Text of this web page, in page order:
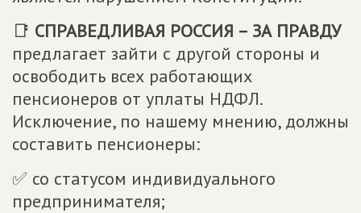
📑 СПРАВЕДЛИВАЯ РОССИЯ – ЗА ПРАВДУ
предлагает зайти с другой стороны и
освободить всех работающих
пенсионеров от уплаты НДФЛ.
Исключение, по нашему мнению, должны
составить пенсионеры:
✅ со статусом индивидуального
предпринимателя;